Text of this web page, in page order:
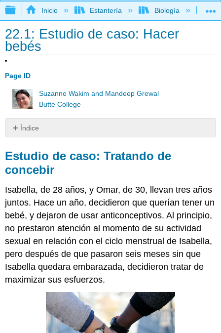
Expandir/contraer jerarquía global
Inicio Estantería Biología
22.1: Estudio de caso: Hacer
bebés
Page ID
Suzanne Wakim and Mandeep Grewal
Butte College
Índice
de
caso:
Tratando
concebir
LGBTQ
+
Descripción
general
del
capítulo:
Sistema
reproductivo
Estudio de caso: Tratando de
concebir
Isabella, de 28 años, y Omar, de 30, llevan tres años
juntos. Hace un año, decidieron que querían tener un
bebé, y dejaron de usar anticonceptivos. Al principio,
no prestaron atención al momento de su actividad
sexual en relación con el ciclo menstrual de Isabella,
pero después de que pasaron seis meses sin que
Isabella quedara embarazada, decidieron tratar de
maximizar sus esfuerzos.